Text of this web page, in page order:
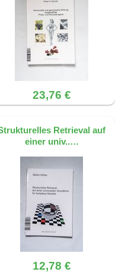
23,76 €
Retrieval auf
einer univ..…
12,78 €